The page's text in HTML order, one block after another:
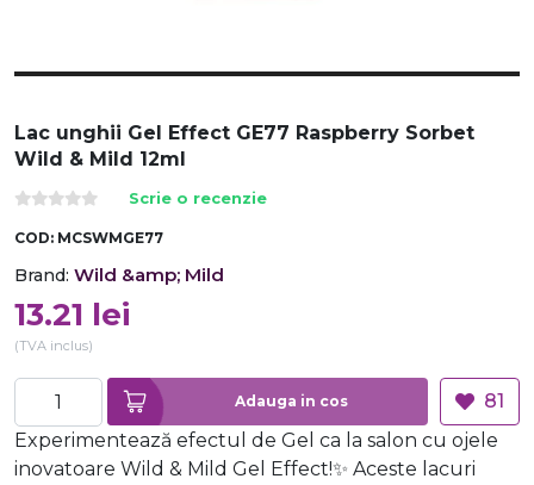
Lac unghii Gel Effect GE77 Raspberry Sorbet
Wild & Mild 12ml
Scrie o recenzie
COD: MCSWMGE77
Brand: Wild &amp; Mild
13.21 lei
(TVA inclus)
Adauga in cos
81
Experimentează efectul de Gel ca la salon cu ojele
inovatoare Wild & Mild Gel Effect!✨ Aceste lacuri